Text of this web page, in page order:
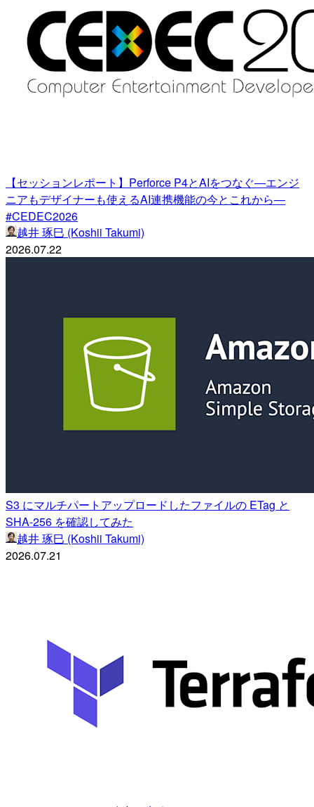
【セッションレポート】Perforce P4とAIをつなぐ—エンジ
ニアもデザイナーも使えるAI連携機能の今とこれから—
#CEDEC2026
越井 琢巳 (Koshii Takumi)
2026.07.22
S3 にマルチパートアップロードしたファイルの ETag と
SHA-256 を確認してみた
越井 琢巳 (Koshii Takumi)
2026.07.21